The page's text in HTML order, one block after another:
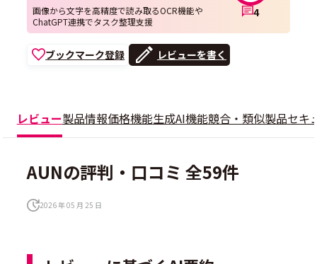
画像から文字を高精度で読み取るOCR機能や
ChatGPT連携でタスク整理支援
4
ブックマーク登録 レビューを書く
レビュー製品情報価格機能生成AI機能競合・類似製品セキ
AUNの評判・口コミ 全59件
2026 年 05 月 25 日